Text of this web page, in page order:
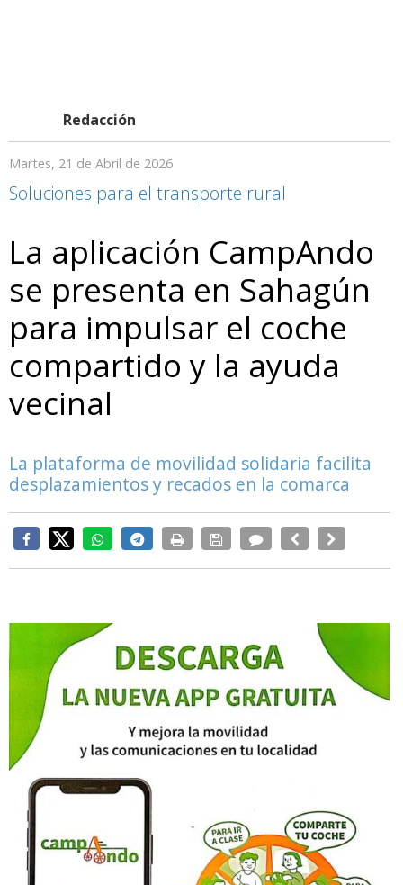
Redacción
Martes, 21 de Abril de 2026
Soluciones para el transporte rural
La aplicación CampAndo
se presenta en Sahagún
para impulsar el coche
compartido y la ayuda
vecinal
La plataforma de movilidad solidaria facilita
desplazamientos y recados en la comarca